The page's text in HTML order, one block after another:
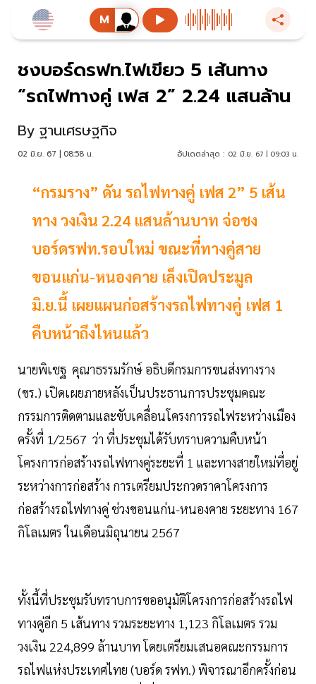
ชงบอร์ดรฟท.ไฟเขียว 5 เส้นทาง
“รถไฟทางคู่ เฟส 2” 2.24 แสนล้าน
By ฐานเศรษฐกิจ
02 มิ.ย. 67 | 08:58 น. อัปเดตล่าสุด : 02 มิ.ย. 67 | 09:03 น.
“กรมราง” ดัน รถไฟทางคู่ เฟส 2” 5 เส้น
ทาง วงเงิน 2.24 แสนล้านบาท จ่อชง
บอร์ดรฟท.รอบใหม่ ขณะที่ทางคู่สาย
ขอนแก่น-หนองคาย เล็งเปิดประมูล
มิ.ย.นี้ เผยแผนก่อสร้างรถไฟทางคู่ เฟส 1
คืบหน้าถึงไหนแล้ว
นายพิเชฐ คุณาธรรมรักษ์ อธิบดีกรมการขนส่งทางราง
(ขร.) เปิดเผยภายหลังเป็นประธานการประชุมคณะ
กรรมการติดตามและขับเคลื่อนโครงการรถไฟระหว่างเมือง
ครั้งที่ 1/2567 ว่า ที่ประชุมได้รับทราบความคืบหน้า
โครงการก่อสร้างรถไฟทางคู่ระยะที่ 1 และทางสายใหม่ที่อยู่
ระหว่างการก่อสร้าง การเตรียมประกวดราคาโครงการ
ก่อสร้างรถไฟทางคู่ ช่วงขอนแก่น-หนองคาย ระยะทาง 167
กิโลเมตร ในเดือนมิถุนายน 2567
ทั้งนี้ที่ประชุมรับทราบการขออนุมัติโครงการก่อสร้างรถไฟ
ทางคู่อีก 5 เส้นทาง รวมระยะทาง 1,123 กิโลเมตร รวม
วงเงิน 224,899 ล้านบาท โดยเตรียมเสนอคณะกรรมการ
รถไฟแห่งประเทศไทย (บอร์ด รฟท.) พิจารณาอีกครั้งก่อน